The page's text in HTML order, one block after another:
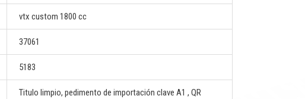
vtx custom 1800 cc
37061
5183
Titulo limpio, pedimento de importación clave A1 , QR